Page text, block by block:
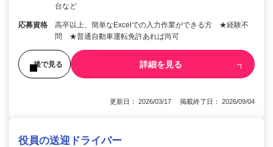
台など
応募資格
高卒以上、簡単なExcelでの入力作業ができる方 ★経験不
問 ★普通自動車運転免許あれば尚可
後で見る 詳細を見る
更新日： 2026/03/17 掲載終了日： 2026/09/04
役員の送迎ドライバー